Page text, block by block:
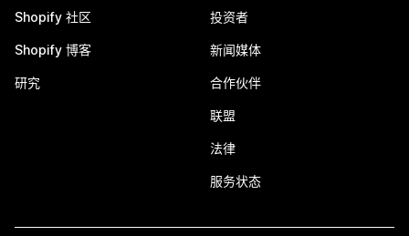
Shopify 社区
Shopify 博客
研究
投资者
新闻媒体
合作伙伴
联盟
法律
服务状态